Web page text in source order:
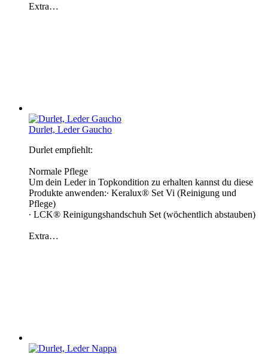
Extra…
Durlet, Leder Gaucho
Durlet empfiehlt:
Normale Pflege
Um dein Leder in Topkondition zu erhalten kannst du diese
Produkte anwenden:∙ Keralux® Set Vi (Reinigung und
Pflege)
∙ LCK® Reinigungshandschuh Set (wöchentlich abstauben)
Extra…